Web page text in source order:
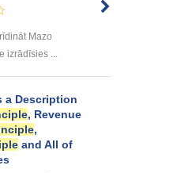
Mazo
izrādīsies ...
a Description
, Revenue
,
and All of